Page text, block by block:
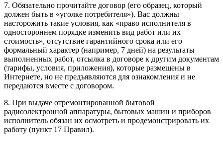
7. Обязательно прочитайте договор (его образец, который
должен быть в «уголке потребителя»). Вас должны
насторожить такие условия, как «право исполнителя в
одностороннем порядке изменить вид работ или их
стоимость», отсутствие гарантийного срока или его
формальный характер (например, 7 дней) на результаты
выполненных работ, отсылка в договоре к другим документам
(тарифы, условия, приложения), которые размещены в
Интернете, но не предъявляются для ознакомления и не
передаются вместе с договором.
8. При выдаче отремонтированной бытовой
радиоэлектронной аппаратуры, бытовых машин и приборов
исполнитель обязан их осмотреть и продемонстрировать их
работу (пункт 17 Правил).